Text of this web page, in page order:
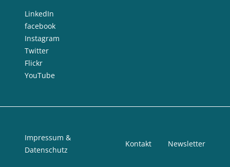
LinkedIn
facebook
Instagram
Twitter
Flickr
YouTube
Impressum &
Datenschutz
Kontakt Newsletter